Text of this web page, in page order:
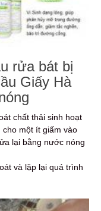
rửa bát bị
Giấy Hà
chất thải sinh hoạt
một ít giấm vào
lại bằng nước nóng
và lặp lại quá trình